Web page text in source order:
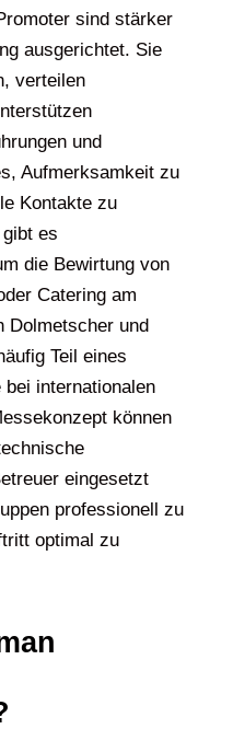
sind stärker
ausgerichtet. Sie
verteilen
und
Aufmerksamkeit zu
Kontakte zu
es
die Bewirtung von
Catering am
Dolmetscher und
Teil eines
internationalen
können
eingesetzt
professionell zu
optimal zu